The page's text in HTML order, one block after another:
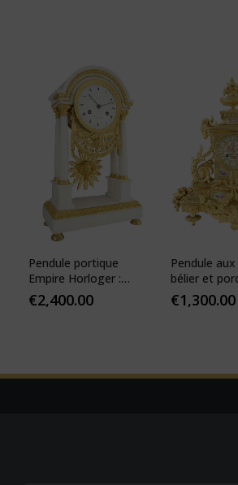
Pendule portique
Empire Horloger :
VEIBEL 1810
€2,400.00
Pendule
bélier et
Paris
€1,300.00